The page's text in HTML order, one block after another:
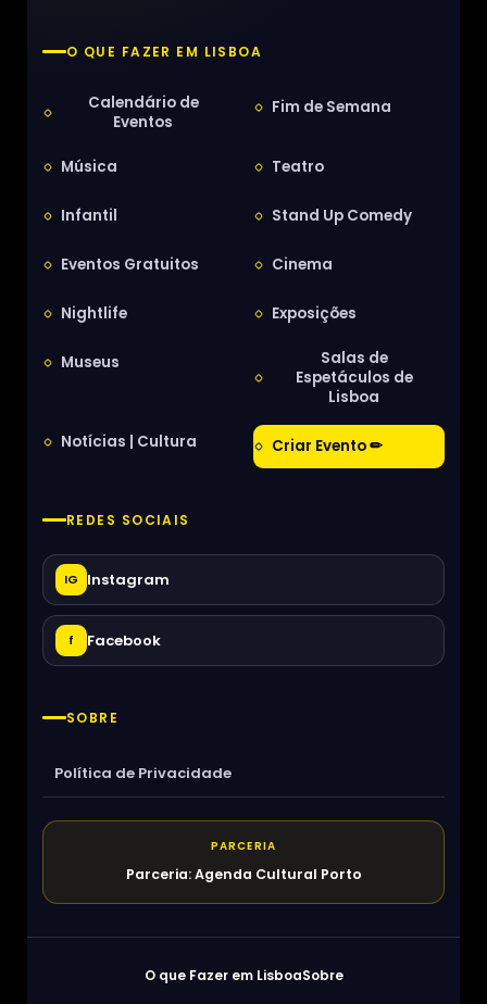
O QUE FAZER EM LISBOA
Calendário de
Eventos
Fim de Semana
Música Teatro
Infantil Stand Up Comedy
Eventos Gratuitos Cinema
Nightlife Exposições
Museus
Salas de
Espetáculos de
Lisboa
Notícias | Cultura Criar Evento ✏
REDES SOCIAIS
IG Instagram
f Facebook
SOBRE
Política de Privacidade
PARCERIA
Parceria: Agenda Cultural Porto
O que Fazer em LisboaSobre